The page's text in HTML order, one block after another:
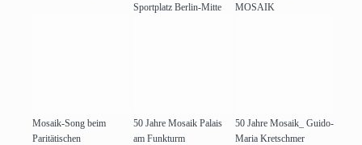
Sportplatz Berlin-Mitte
MOSAIK
Mosaik-Song beim
Paritätischen
50 Jahre Mosaik Palais
am Funkturm
50 Jahre Mosaik_ Guido-
Maria Kretschmer